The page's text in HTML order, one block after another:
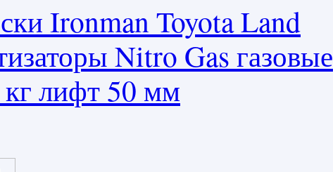
Ironman Toyota Land
Nitro Gas газовые
кг лифт 50 мм